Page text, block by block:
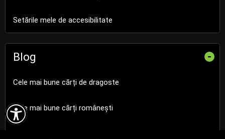

Setările mele de accesibilitate
Blog -
Cele mai bune cărți de dragoste
Cele mai bune cărți românești